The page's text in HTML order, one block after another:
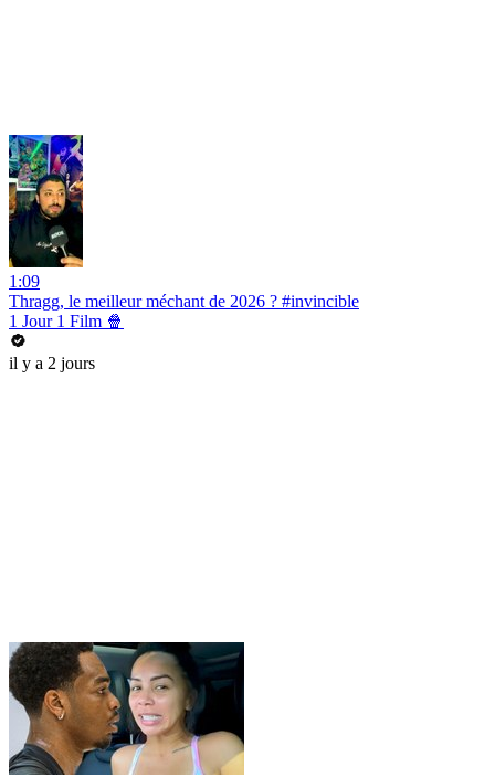
1:09
Thragg, le meilleur méchant de 2026 ? #invincible
1 Jour 1 Film 🍿
il y a 2 jours